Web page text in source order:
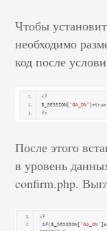
Чтобы
необходимо
код после
После этого
в уровень
confirm.php.